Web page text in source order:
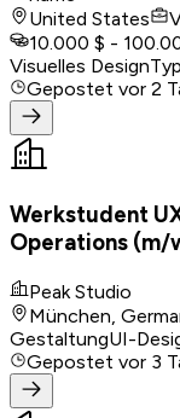
United States
10.000 $ -
Visuelles Design
Gepostet vor 2
Werkstudent
Operations
Peak Studio
München,
GestaltungUI-
Gepostet vor 3